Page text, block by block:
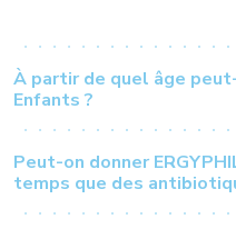
À partir de quel âge
Enfants ?
Peut-on donner
temps que des